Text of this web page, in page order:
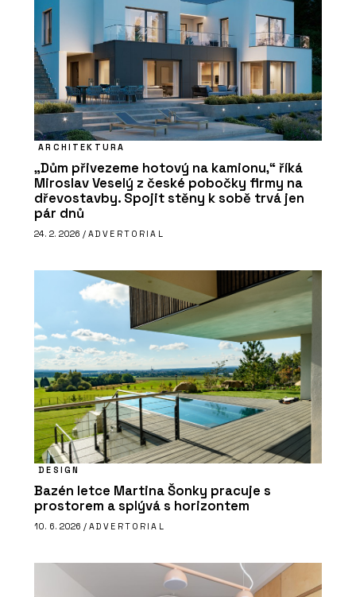
ARCHITEKTURA
„Dům přivezeme hotový na kamionu,“ říká
Miroslav Veselý z české pobočky firmy na
dřevostavby. Spojit stěny k sobě trvá jen
pár dnů
24. 2. 2026 / ADVERTORIAL
DESIGN
Bazén letce Martina Šonky pracuje s
prostorem a splývá s horizontem
10. 6. 2026 / ADVERTORIAL